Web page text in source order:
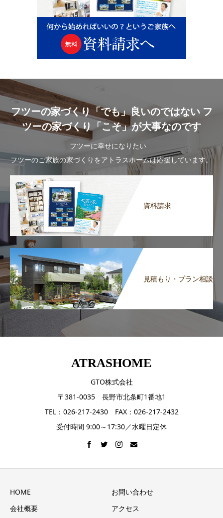
フツーの家づくり「でも」良いのではない フ
ツーの家づくり「こそ」が大事なのです
フツーに幸せになりたい
フツーのご家族の家づくりをアトラスホームは応援しています。
資料請求
見積もり・プラン相談
ATRASHOME
GTO株式会社
〒381-0035 長野市北条町1番地1
TEL：026-217-2430 FAX：026-217-2432
受付時間 9:00～17:30／水曜日定休
HOME
お問い合わせ
会社概要
アクセス